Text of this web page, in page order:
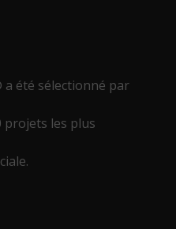
a été sélectionné par
projets les plus